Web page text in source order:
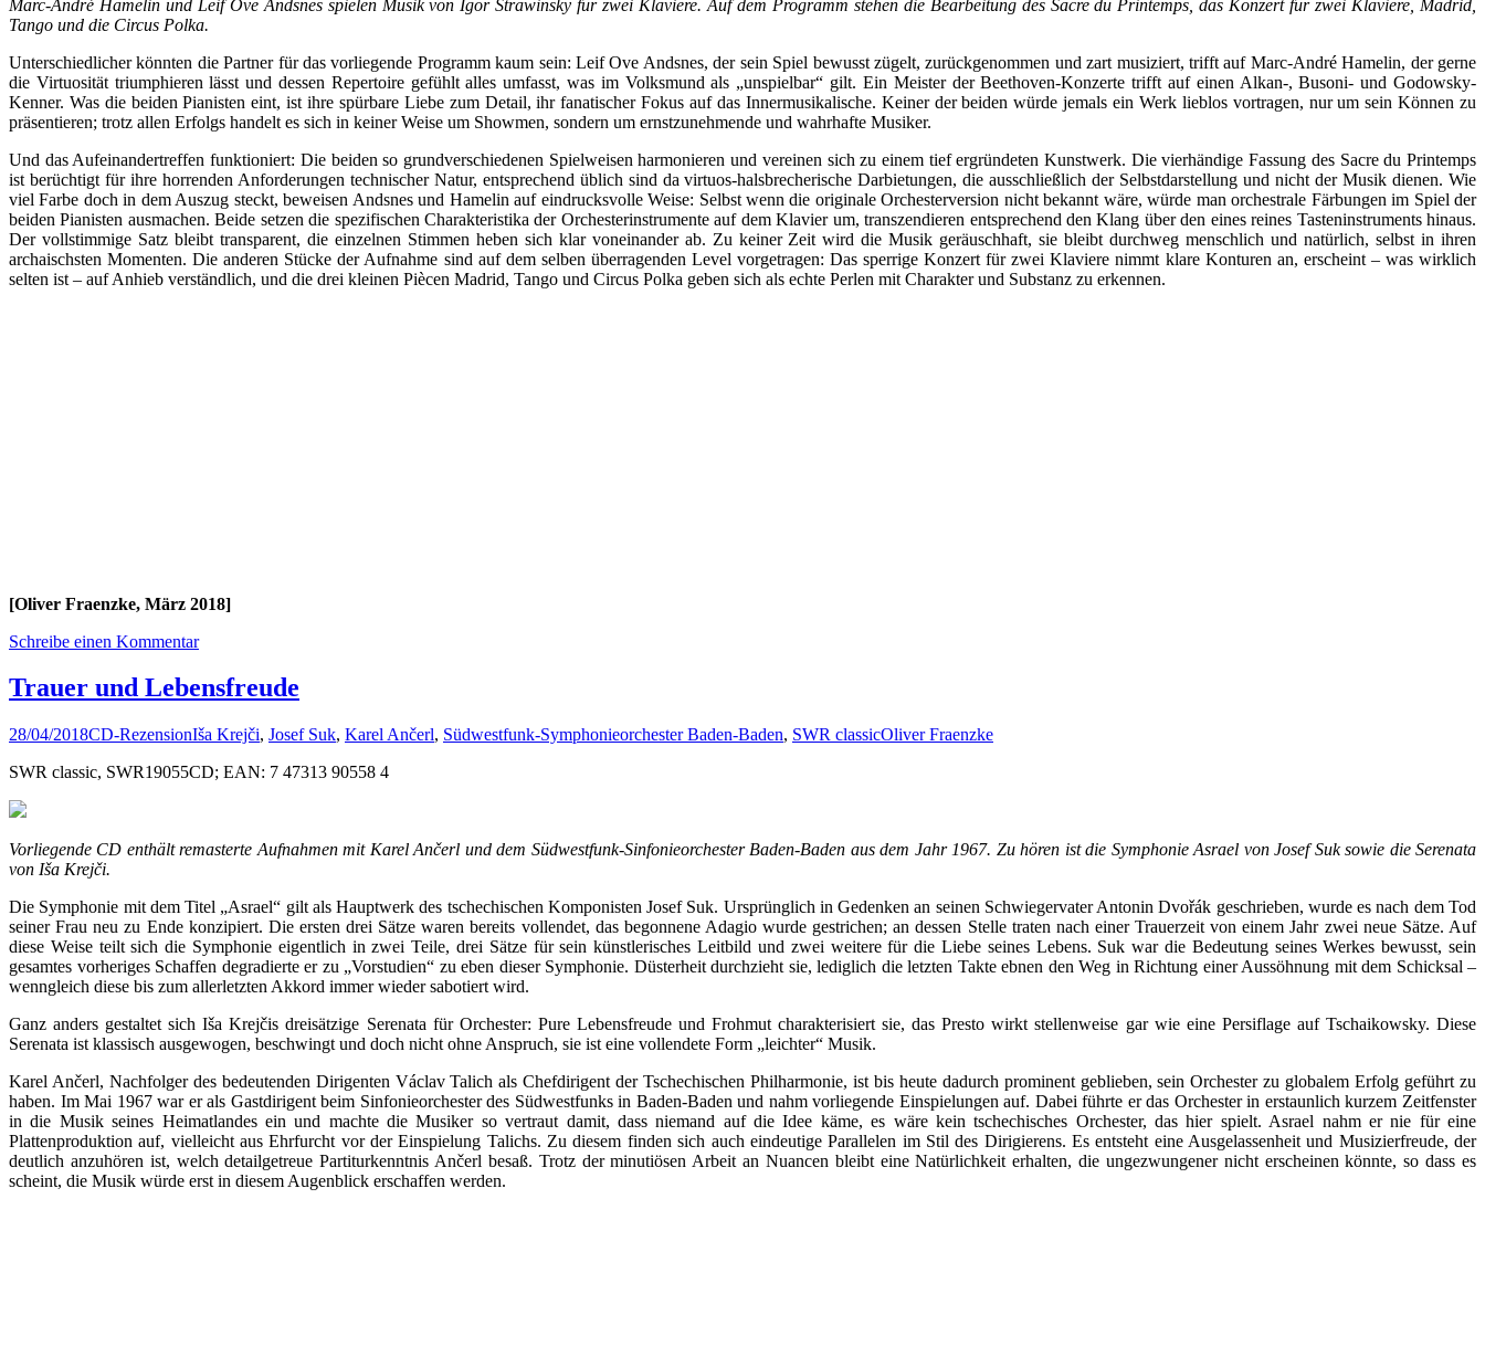
Marc-André Hamelin und Leif Ove Andsnes spielen Musik von Igor Strawinsky für zwei Klaviere. Auf dem Programm stehen die Bearbeitung des Sacre du Printemps, das Konzert für zwei Klaviere, Madrid,
Tango und die Circus Polka.
Unterschiedlicher könnten die Partner für das vorliegende Programm kaum sein: Leif Ove Andsnes, der sein Spiel bewusst zügelt, zurückgenommen und zart musiziert, trifft auf Marc-André Hamelin, der gerne
die Virtuosität triumphieren lässt und dessen Repertoire gefühlt alles umfasst, was im Volksmund als „unspielbar“ gilt. Ein Meister der Beethoven-Konzerte trifft auf einen Alkan-, Busoni- und Godowsky-
Kenner. Was die beiden Pianisten eint, ist ihre spürbare Liebe zum Detail, ihr fanatischer Fokus auf das Innermusikalische. Keiner der beiden würde jemals ein Werk lieblos vortragen, nur um sein Können zu
präsentieren; trotz allen Erfolgs handelt es sich in keiner Weise um Showmen, sondern um ernstzunehmende und wahrhafte Musiker.
Und das Aufeinandertreffen funktioniert: Die beiden so grundverschiedenen Spielweisen harmonieren und vereinen sich zu einem tief ergründeten Kunstwerk. Die vierhändige Fassung des Sacre du Printemps
ist berüchtigt für ihre horrenden Anforderungen technischer Natur, entsprechend üblich sind da virtuos-halsbrecherische Darbietungen, die ausschließlich der Selbstdarstellung und nicht der Musik dienen. Wie
viel Farbe doch in dem Auszug steckt, beweisen Andsnes und Hamelin auf eindrucksvolle Weise: Selbst wenn die originale Orchesterversion nicht bekannt wäre, würde man orchestrale Färbungen im Spiel der
beiden Pianisten ausmachen. Beide setzen die spezifischen Charakteristika der Orchesterinstrumente auf dem Klavier um, transzendieren entsprechend den Klang über den eines reines Tasteninstruments hinaus.
Der vollstimmige Satz bleibt transparent, die einzelnen Stimmen heben sich klar voneinander ab. Zu keiner Zeit wird die Musik geräuschhaft, sie bleibt durchweg menschlich und natürlich, selbst in ihren
archaischsten Momenten. Die anderen Stücke der Aufnahme sind auf dem selben überragenden Level vorgetragen: Das sperrige Konzert für zwei Klaviere nimmt klare Konturen an, erscheint – was wirklich
selten ist – auf Anhieb verständlich, und die drei kleinen Piècen Madrid, Tango und Circus Polka geben sich als echte Perlen mit Charakter und Substanz zu erkennen.
[Oliver Fraenzke, März 2018]
Schreibe einen Kommentar
Trauer und Lebensfreude
28/04/2018CD-RezensionIša Krejči, Josef Suk, Karel Ančerl, Südwestfunk-Symphonieorchester Baden-Baden, SWR classicOliver Fraenzke
SWR classic, SWR19055CD; EAN: 7 47313 90558 4
Vorliegende CD enthält remasterte Aufnahmen mit Karel Ančerl und dem Südwestfunk-Sinfonieorchester Baden-Baden aus dem Jahr 1967. Zu hören ist die Symphonie Asrael von Josef Suk sowie die Serenata
von Iša Krejči.
Die Symphonie mit dem Titel „Asrael“ gilt als Hauptwerk des tschechischen Komponisten Josef Suk. Ursprünglich in Gedenken an seinen Schwiegervater Antonin Dvořák geschrieben, wurde es nach dem Tod
seiner Frau neu zu Ende konzipiert. Die ersten drei Sätze waren bereits vollendet, das begonnene Adagio wurde gestrichen; an dessen Stelle traten nach einer Trauerzeit von einem Jahr zwei neue Sätze. Auf
diese Weise teilt sich die Symphonie eigentlich in zwei Teile, drei Sätze für sein künstlerisches Leitbild und zwei weitere für die Liebe seines Lebens. Suk war die Bedeutung seines Werkes bewusst, sein
gesamtes vorheriges Schaffen degradierte er zu „Vorstudien“ zu eben dieser Symphonie. Düsterheit durchzieht sie, lediglich die letzten Takte ebnen den Weg in Richtung einer Aussöhnung mit dem Schicksal –
wenngleich diese bis zum allerletzten Akkord immer wieder sabotiert wird.
Ganz anders gestaltet sich Iša Krejčis dreisätzige Serenata für Orchester: Pure Lebensfreude und Frohmut charakterisiert sie, das Presto wirkt stellenweise gar wie eine Persiflage auf Tschaikowsky. Diese
Serenata ist klassisch ausgewogen, beschwingt und doch nicht ohne Anspruch, sie ist eine vollendete Form „leichter“ Musik.
Karel Ančerl, Nachfolger des bedeutenden Dirigenten Václav Talich als Chefdirigent der Tschechischen Philharmonie, ist bis heute dadurch prominent geblieben, sein Orchester zu globalem Erfolg geführt zu
haben. Im Mai 1967 war er als Gastdirigent beim Sinfonieorchester des Südwestfunks in Baden-Baden und nahm vorliegende Einspielungen auf. Dabei führte er das Orchester in erstaunlich kurzem Zeitfenster
in die Musik seines Heimatlandes ein und machte die Musiker so vertraut damit, dass niemand auf die Idee käme, es wäre kein tschechisches Orchester, das hier spielt. Asrael nahm er nie für eine
Plattenproduktion auf, vielleicht aus Ehrfurcht vor der Einspielung Talichs. Zu diesem finden sich auch eindeutige Parallelen im Stil des Dirigierens. Es entsteht eine Ausgelassenheit und Musizierfreude, der
deutlich anzuhören ist, welch detailgetreue Partiturkenntnis Ančerl besaß. Trotz der minutiösen Arbeit an Nuancen bleibt eine Natürlichkeit erhalten, die ungezwungener nicht erscheinen könnte, so dass es
scheint, die Musik würde erst in diesem Augenblick erschaffen werden.